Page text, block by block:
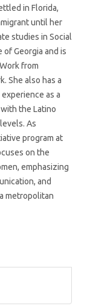
in Florida,
until her
studies in Social
Georgia and is
from
She also has a
as a
the Latino
As
program at
on the
emphasizing
and
metropolitan